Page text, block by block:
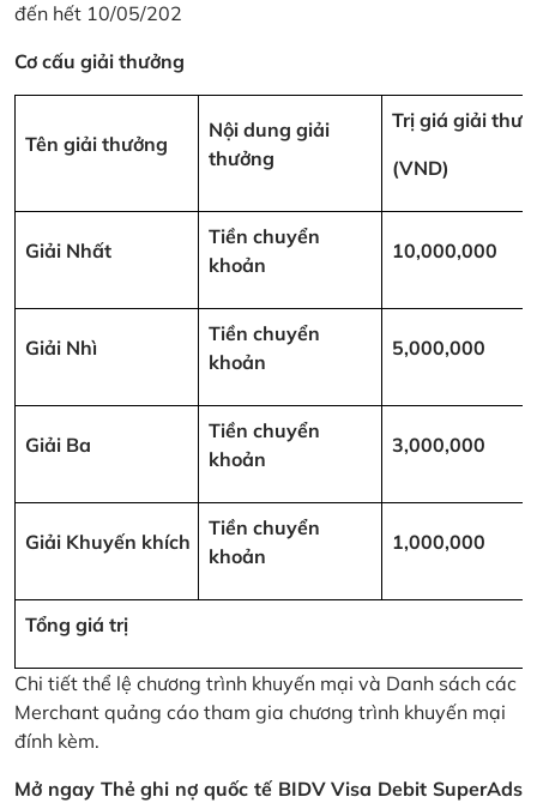
đến hết 10/05/202
Cơ cấu giải thưởng
Tên giải thưởng
Nội dung giải
thưởng
Trị giá giải
(VND)
Giải Nhất
Tiền chuyển
khoản
10,000,000
Giải Nhì
Tiền chuyển
khoản
5,000,000
Giải Ba
Tiền chuyển
khoản
3,000,000
Giải Khuyến khích
Tiền chuyển
khoản
1,000,000
Tổng giá trị
Chi tiết thể lệ chương trình khuyến mại và Danh sách các
Merchant quảng cáo tham gia chương trình khuyến mại
đính kèm.
Mở ngay Thẻ ghi nợ quốc tế BIDV Visa Debit SuperAds